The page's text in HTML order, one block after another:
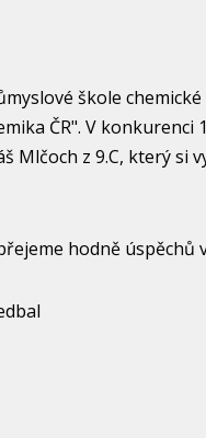
škole
ČR". V konkurenci
Mlčoch z 9.C, který
hodně úspěchů